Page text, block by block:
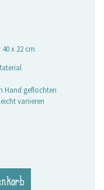
40 x 22 cm
Hand geflochten
variieren